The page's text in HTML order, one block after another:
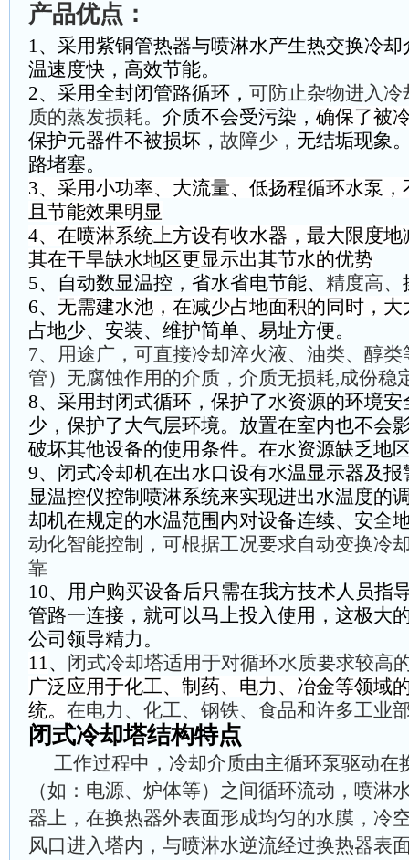
产品优点：
1、 采用紫铜管热器与喷淋水产生热交换冷
温速度快，高效节能。
2、 采用全封闭管路循环， 可防止杂物进入
质的蒸发损耗。 介质不会受污染， 确保了被
保护元器件不被损坏， 故障少 ， 无结垢现象
路堵塞。
3、 采用小功率、大流量、低扬程循环水泵
且节能效果明显
4、 在喷淋系统上方设有收水器，最大限度
其在干旱缺水地区更显示出其节水的优势
5、 自动数显温控，省水省电节能、 精度高、
6、 无需建水池 ，在减少占地面积的同时，
占地少、安装、维护简单、易址方便。
7、 用途广，可直接冷却淬火液、油类、醇
管）无腐蚀作用的介质，介质无损耗,成份稳
8、 采用封闭式循环，保护了水资源的环境
少，保护了大气层环境。放置在室内也不会
破坏其他设备的使用条件。在水资源缺乏地
9、 闭式冷却机在出水口设有水温显示器及
显温控仪控制喷淋系统来实现进出水温度的
却机在规定的水温范围内对设备连续、安全
动化智能控制，可根据工况要求自动变换冷
靠
10、 用户购买设备后只需在我方技术人员指
管路一连接，就可以马上投入使用，这极大
公司领导精力。
11 、 闭式冷却塔适用于对循环水质要求较高
广泛应用于化工、制药、电力、冶金等领域
统。 在电力、化工、钢铁、食品和许多工业
闭式冷却塔结构特点
工作过程中，冷却介质由主循环泵驱动在
（如：电源、炉体等）之间循环流动，喷淋
器上，在换热器外表面形成均匀的水膜，冷
风口进入塔内，与喷淋水逆流经过换热器表